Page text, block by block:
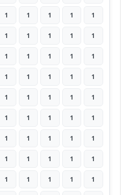
1 1 1 1 1
1 1 1 1 1
1 1 1 1 1
1 1 1 1 1
1 1 1 1 1
1 1 1 1 1
1 1 1 1 1
1 1 1 1 1
1 1 1 1 1